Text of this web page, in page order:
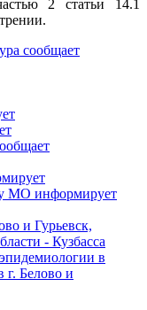
2 статьи 14.1
сообщает
МО информирует
и Гурьевск,
- Кузбасса
в
г. Белово и